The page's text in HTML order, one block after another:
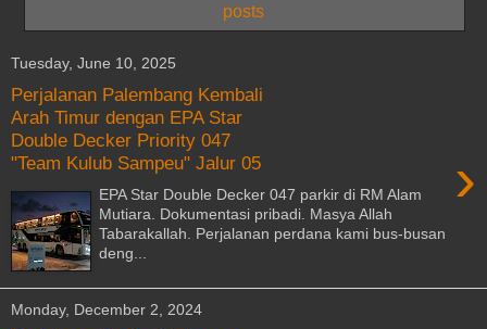
posts
Tuesday, June 10, 2025
Perjalanan Palembang Kembali
Arah Timur dengan EPA Star
Double Decker Priority 047
"Team Kulub Sampeu" Jalur 05
›
EPA Star Double Decker 047 parkir di RM Alam
Mutiara. Dokumentasi pribadi. Masya Allah
Tabarakallah. Perjalanan perdana kami bus-busan
deng...
Monday, December 2, 2024